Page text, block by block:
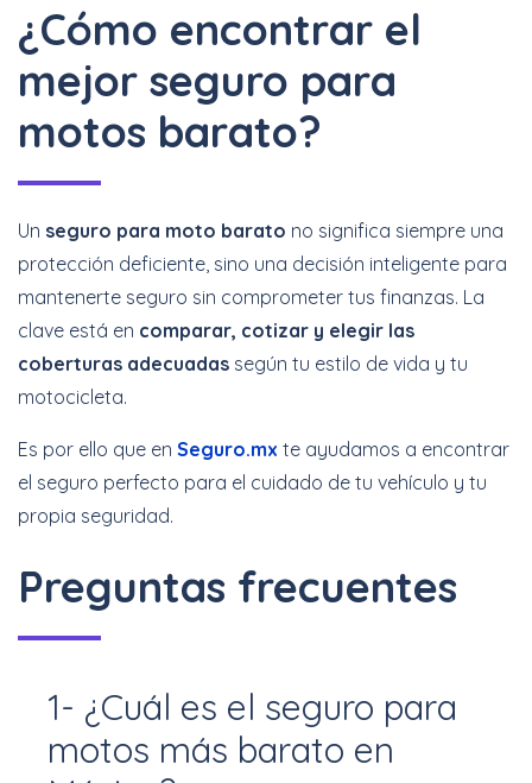
¿Cómo encontrar el
mejor seguro para
motos barato?
Un seguro para moto barato no significa siempre una
protección deficiente, sino una decisión inteligente para
mantenerte seguro sin comprometer tus finanzas. La
clave está en comparar, cotizar y elegir las
coberturas adecuadas según tu estilo de vida y tu
motocicleta.
Es por ello que en Seguro.mx te ayudamos a encontrar
el seguro perfecto para el cuidado de tu vehículo y tu
propia seguridad.
Preguntas frecuentes
1- ¿Cuál es el seguro para
motos más barato en